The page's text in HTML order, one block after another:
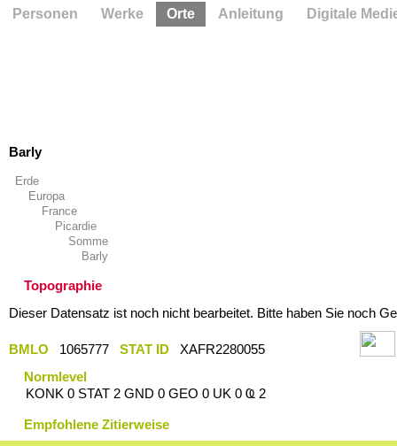
Barly
Erde
Europa
France
Picardie
Somme
Barly
Topographie
Dieser Datensatz ist noch nicht bearbeitet. Bitte haben Sie noch
BMLO 1065777 STAT ID
XAFR2280055
Normlevel
KONK 0 STAT 2 GND 0 GEO 0 UK 0 Ҩ 2
Empfohlene Zitierweise
Personen Werke Orte Anleitung Digitale